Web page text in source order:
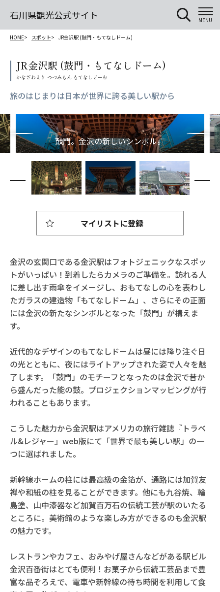
石川県観光公式サイト MENU
HOME スポット JR金沢駅 (鼓門・もてなしドーム)
JR金沢駅 (鼓門・もてなしドーム)
旅のはじまりは日本が世界に誇る美しい駅から
金沢の玄関口である金沢駅はフォトジェニックなスポッ
トがいっぱい！到着したらカメラのご準備を。訪れる人
に差し出す雨傘をイメージし、おもてなしの心を表わし
たガラスの建造物「もてなしドーム」、さらにその正面
には金沢の新たなシンボルとなった「鼓門」が構えま
す。
近代的なデザインのもてなしドームは昼には降り注ぐ日
の光とともに、夜にはライトアップされた姿で人々を魅
了します。「鼓門」のモチーフとなったのは金沢で昔か
ら盛んだった能の鼓。プロジェクションマッピングが行
われることもあります。
こうした魅力から金沢駅はアメリカの旅行雑誌『トラベ
ル&レジャー』web版にて「世界で最も美しい駅」の一
つに選ばれました。
新幹線ホームの柱には最高級の金箔が、通路には加賀友
禅や和紙の柱を見ることができます。他にも九谷焼、輪
島塗、山中漆器など加賀百万石の伝統工芸が駅のいたる
ところに。美術館のような楽しみ方ができるのも金沢駅
の魅力です。
レストランやカフェ、おみやげ屋さんなどがある駅ビル
金沢百番街はとても便利！お菓子から伝統工芸品まで豊
富な品ぞろえで、電車や新幹線の待ち時間を利用して食
マイリストに登録